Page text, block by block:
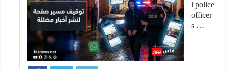
l police
officer
s …